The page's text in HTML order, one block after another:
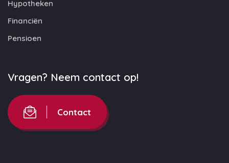
Hypotheken
Financiën
Pensioen
Vragen? Neem contact op!
Contact